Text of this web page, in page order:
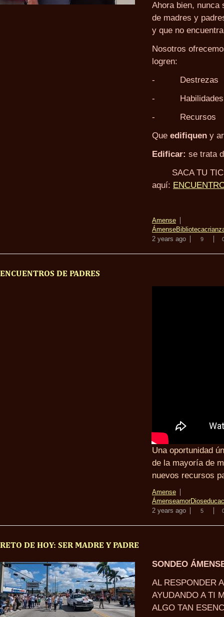
Ahora bien, nunca
de madres y
y que no
Nosotros
logren:
- Destrezas
- Habilidades
- Recursos
Que edifiquen y
Edificar: se trata
SACA TU
aquí:
Amense
ÁmenseBiblioteca
2 years ago
9
ENCUENTROS DE PADRES
Una oportunidad
de la mayoría de
nuevos recursos
Amense
ÁmenseamorDios
2 years ago
5
RETO DE HOY: SER MADRE Y PADRE
SONDEO
AL RESPONDER
AYUDANDO A TI
ALGO TAN